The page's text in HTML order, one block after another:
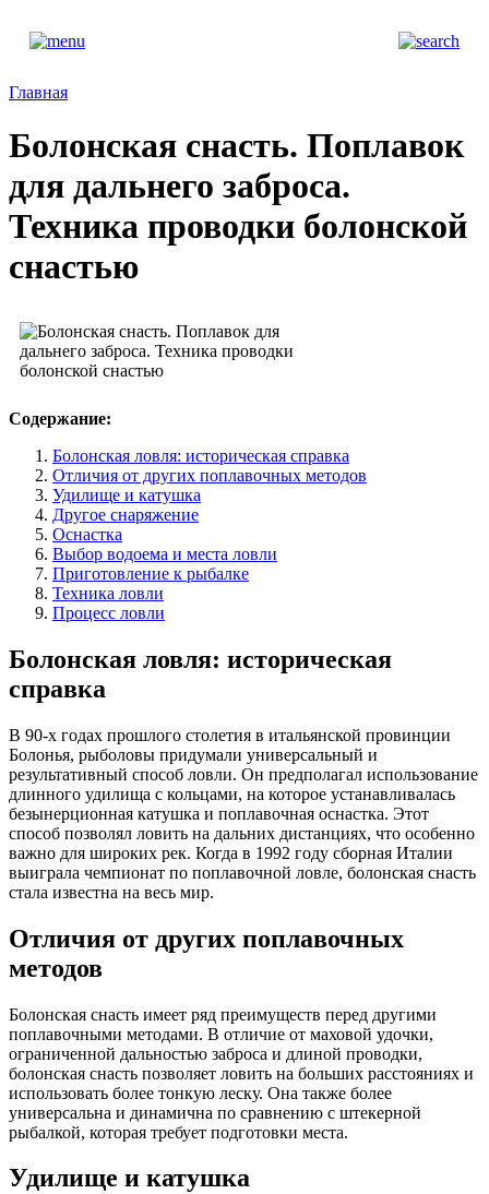
Главная
Болонская снасть. Поплавок
для дальнего заброса.
Техника проводки болонской
снастью
Содержание:
Болонская ловля: историческая справка
Отличия от других поплавочных методов
Удилище и катушка
Другое снаряжение
Оснастка
Выбор водоема и места ловли
Приготовление к рыбалке
Техника ловли
Процесс ловли
Болонская ловля: историческая
справка
В 90-х годах прошлого столетия в итальянской провинции
Болонья, рыболовы придумали универсальный и
результативный способ ловли. Он предполагал использование
длинного удилища с кольцами, на которое устанавливалась
безынерционная катушка и поплавочная оснастка. Этот
способ позволял ловить на дальних дистанциях, что особенно
важно для широких рек. Когда в 1992 году сборная Италии
выиграла чемпионат по поплавочной ловле, болонская снасть
стала известна на весь мир.
Отличия от других поплавочных
методов
Болонская снасть имеет ряд преимуществ перед другими
поплавочными методами. В отличие от маховой удочки,
ограниченной дальностью заброса и длиной проводки,
болонская снасть позволяет ловить на больших расстояниях и
использовать более тонкую леску. Она также более
универсальна и динамична по сравнению с штекерной
рыбалкой, которая требует подготовки места.
Удилище и катушка